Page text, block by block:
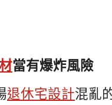
當有爆炸風險
退休宅設計混亂